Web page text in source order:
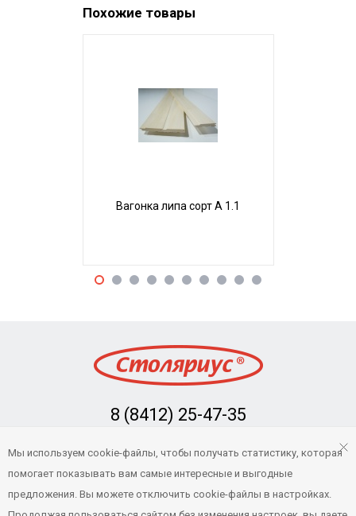
Похожие товары
Вагонка липа сорт А 1.1
8 (8412) 25-47-35
info@stolarius.ru
Мы используем cookie-файлы, чтобы получать статистику, которая
помогает показывать вам самые интересные и выгодные
предложения. Вы можете отключить cookie-файлы в настройках.